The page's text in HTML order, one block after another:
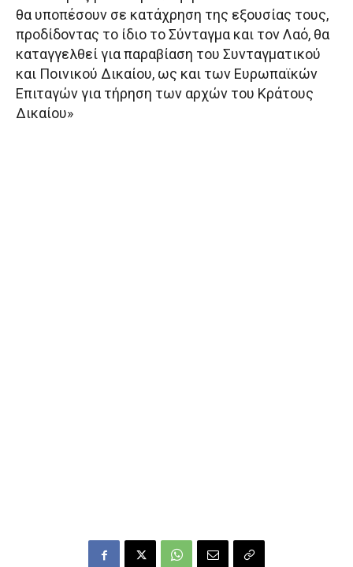
θα υποπέσουν σε κατάχρηση της εξουσίας τους,
προδίδοντας το ίδιο το Σύνταγμα και τον Λαό, θα
καταγγελθεί για παραβίαση του Συνταγματικού
και Ποινικού Δικαίου, ως και των Ευρωπαϊκών
Επιταγών για τήρηση των αρχών του Κράτους
Δικαίου»